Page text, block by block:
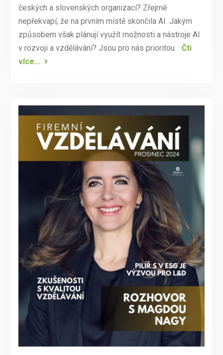
českých a slovenských organizací? Zřejmě
nepřekvapí, že na prvním místě skončila AI. Jakým
způsobem však plánují využít možnosti a nástroje AI
v rozvoji a vzdělávání? Jsou pro nás prioritou
Čti
více…